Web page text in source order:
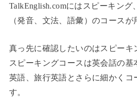
TalkEnglish.comにはスピーキン
（発音、文法、語彙）のコースが
真っ先に確認したいのはスピーキ
スピーキングコースは英会話の基
英語、旅行英語とさらに細かくコ
す。